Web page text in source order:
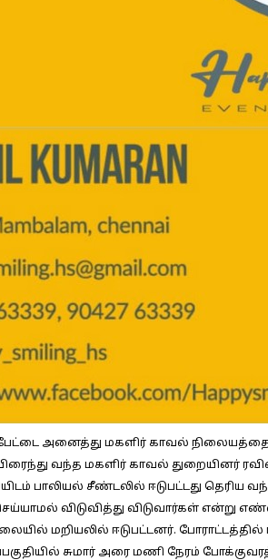
அனைத்து மகளிர் காவல்
வந்த மகளிர் காவல் துறையினர்
பாலியல் சீண்டலில் ஈடுபட்டது தெரிய
விடுவித்து விடுவார்கள் என்று
மறியலில் ஈடுபட்டனர். போராட்டத்தில்
சுமார் அரை மணி நேரம்